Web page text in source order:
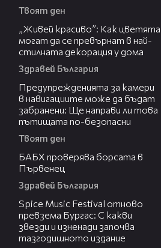
Твоят ден
„Живей красиво”: Как цветята
могат да се превърнат в най-
стилната декорация у дома
Здравей България
Предупрежденията за камери
в навигациите може да бъдат
забранени: Ще направи ли това
пътищата по-безопасни
Твоят ден
БАБХ проверява борсата в
Първенец
Здравей България
Spice Music Festival отново
превзема Бургас: С какви
звезди и изненади започва
тазгодишното издание